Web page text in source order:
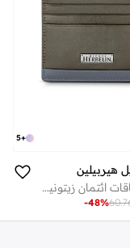
+
5
هيربيلين
حافظة بطاقات ائتمان زيتونية للرجال
-48%